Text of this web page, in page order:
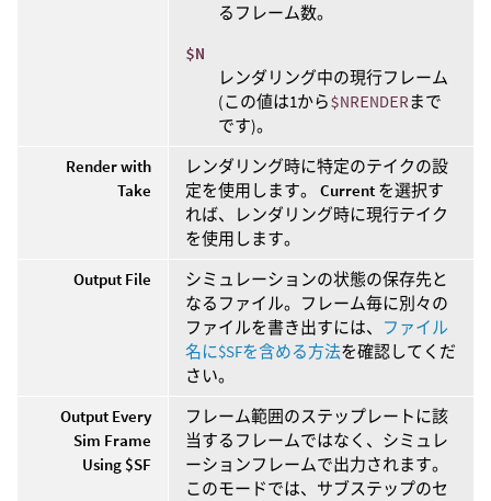
るフレーム数。
$N
レンダリング中の現行フレーム
(この値は1から$NRENDERまで
です)。
Render with
Take
レンダリング時に特定のテイクの設
定を使用します。 Current を選択す
れば、レンダリング時に現行テイク
を使用します。
Output File
シミュレーションの状態の保存先と
なるファイル。フレーム毎に別々の
ファイルを書き出すには、
ファイル
名に$SFを含める方法を確認してくだ
さい。
Output Every
Sim Frame
Using $SF
フレーム範囲のステップレートに該
当するフレームではなく、シミュレ
ーションフレームで出力されます。
このモードでは、サブステップのセ